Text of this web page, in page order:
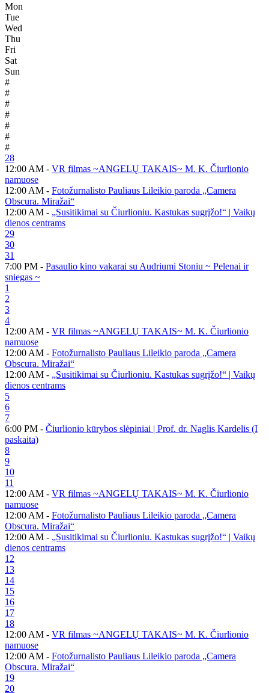
Mon
Tue
Wed
Thu
Fri
Sat
Sun
#
#
#
#
#
#
#
28
12:00 AM - VR filmas ~ANGELŲ TAKAIS~ M. K. Čiurlionio
namuose
12:00 AM - Fotožurnalisto Pauliaus Lileikio paroda „Camera
Obscura. Miražai“
12:00 AM - „Susitikimai su Čiurlioniu. Kastukas sugrįžo!“ | Vaikų
dienos centrams
29
30
31
7:00 PM - Pasaulio kino vakarai su Audriumi Stoniu ~ Pelenai ir
sniegas ~
1
2
3
4
12:00 AM - VR filmas ~ANGELŲ TAKAIS~ M. K. Čiurlionio
namuose
12:00 AM - Fotožurnalisto Pauliaus Lileikio paroda „Camera
Obscura. Miražai“
12:00 AM - „Susitikimai su Čiurlioniu. Kastukas sugrįžo!“ | Vaikų
dienos centrams
5
6
7
6:00 PM - Čiurlionio kūrybos slėpiniai | Prof. dr. Naglis Kardelis (I
paskaita)
8
9
10
11
12:00 AM - VR filmas ~ANGELŲ TAKAIS~ M. K. Čiurlionio
namuose
12:00 AM - Fotožurnalisto Pauliaus Lileikio paroda „Camera
Obscura. Miražai“
12:00 AM - „Susitikimai su Čiurlioniu. Kastukas sugrįžo!“ | Vaikų
dienos centrams
12
13
14
15
16
17
18
12:00 AM - VR filmas ~ANGELŲ TAKAIS~ M. K. Čiurlionio
namuose
12:00 AM - Fotožurnalisto Pauliaus Lileikio paroda „Camera
Obscura. Miražai“
19
20